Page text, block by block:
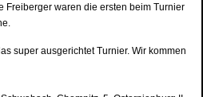
Freiberger waren die ersten beim Turnier
super ausgerichtet Turnier. Wir kommen